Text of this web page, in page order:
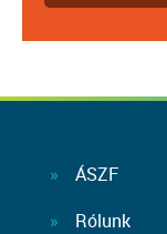
ÁSZF
Rólunk